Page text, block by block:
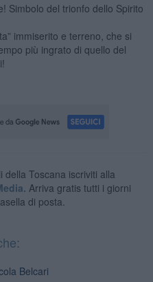
Simbolo del trionfo dello Spirito
immiserito e terreno, che si
più ingrato di quello del
della Toscana iscriviti alla
Arriva gratis tutti i giorni
di posta.
Belcari